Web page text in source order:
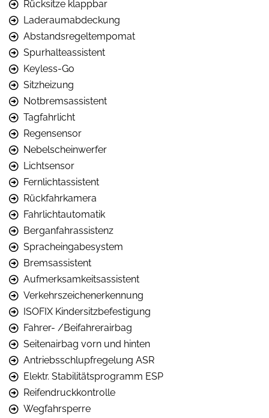
Rücksitze klappbar
Laderaumabdeckung
Abstandsregeltempomat
Spurhalteassistent
Keyless-Go
Sitzheizung
Notbremsassistent
Tagfahrlicht
Regensensor
Nebelscheinwerfer
Lichtsensor
Fernlichtassistent
Rückfahrkamera
Fahrlichtautomatik
Berganfahrassistenz
Spracheingabesystem
Bremsassistent
Aufmerksamkeitsassistent
Verkehrszeichenerkennung
ISOFIX Kindersitzbefestigung
Fahrer- /Beifahrerairbag
Seitenairbag vorn und hinten
Antriebsschlupfregelung ASR
Elektr. Stabilitätsprogramm ESP
Reifendruckkontrolle
Wegfahrsperre